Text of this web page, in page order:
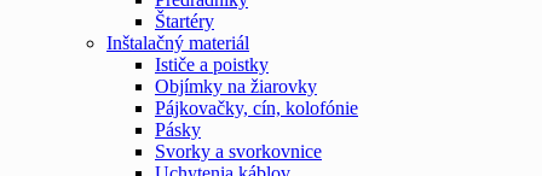
Štartéry
Inštalačný materiál
Ističe a poistky
Objímky na žiarovky
Pájkovačky, cín, kolofónie
Pásky
Svorky a svorkovnice